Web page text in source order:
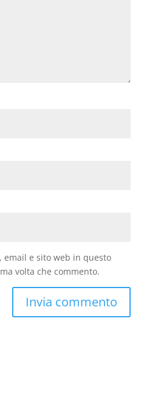
email e sito web in questo
volta che commento.